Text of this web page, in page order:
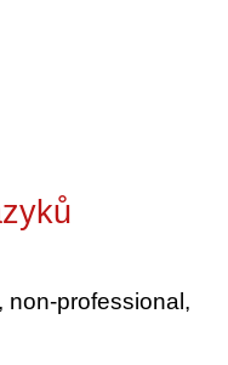
non-professional,